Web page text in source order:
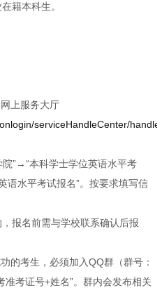
籍本科生。
上服务大厅
serviceHandleCenter/
”→“本科学士学位英语水平考
语水平考试报名”。按要求填写信
报名前需与学校联系确认后报
的考生，必须加入QQ群（群号：
考证号+姓名”。群内会发布相关